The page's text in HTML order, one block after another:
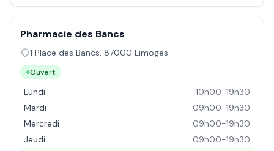
Pharmacie des Bancs
1 Place des Bancs, 87000 Limoges
Ouvert
Lundi
10h00-19h30
Mardi
09h00-19h30
Mercredi
09h00-19h30
Jeudi
09h00-19h30